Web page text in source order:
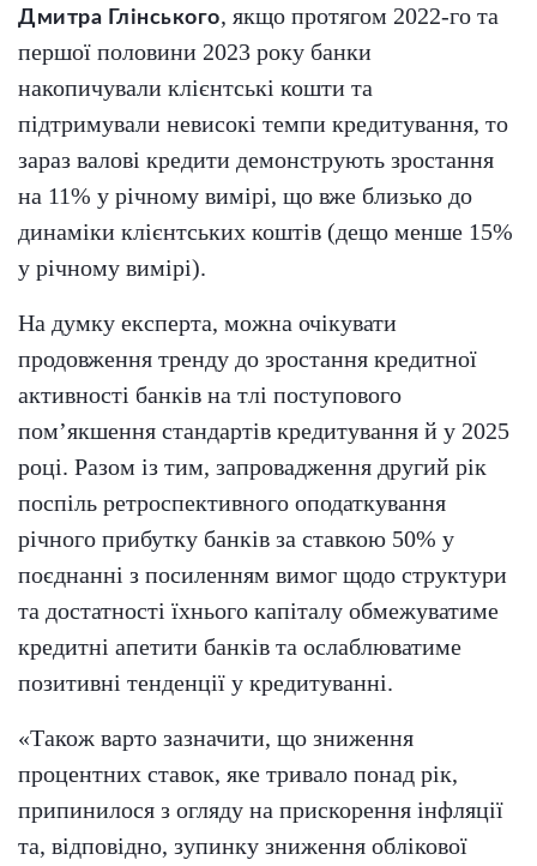
Дмитра Глінського, якщо протягом 2022-го та
першої половини 2023 року банки
накопичували клієнтські кошти та
підтримували невисокі темпи кредитування, то
зараз валові кредити демонструють зростання
на 11% у річному вимірі, що вже близько до
динаміки клієнтських коштів (дещо менше 15%
у річному вимірі).
На думку експерта, можна очікувати
продовження тренду до зростання кредитної
активності банків на тлі поступового
пом’якшення стандартів кредитування й у 2025
році. Разом із тим, запровадження другий рік
поспіль ретроспективного оподаткування
річного прибутку банків за ставкою 50% у
поєднанні з посиленням вимог щодо структури
та достатності їхнього капіталу обмежуватиме
кредитні апетити банків та ослаблюватиме
позитивні тенденції у кредитуванні.
«Також варто зазначити, що зниження
процентних ставок, яке тривало понад рік,
припинилося з огляду на прискорення інфляції
та, відповідно, зупинку зниження облікової